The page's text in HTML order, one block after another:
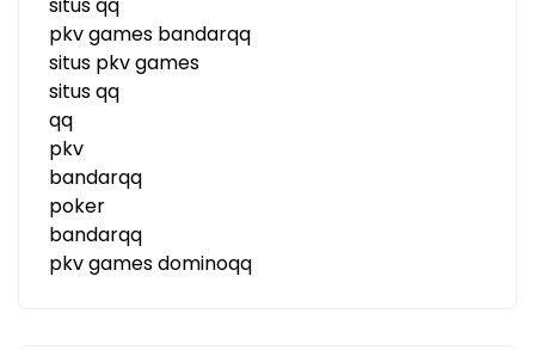
pkv games bandarqq
situs pkv games
situs qq
qq
pkv
bandarqq
poker
bandarqq
pkv games dominoqq